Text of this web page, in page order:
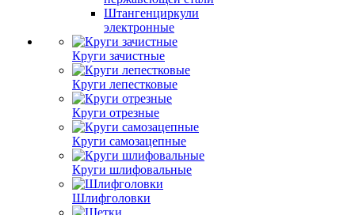
Штангенциркули
электронные
Круги зачистные
Круги лепестковые
Круги отрезные
Круги самозацепные
Круги шлифовальные
Шлифголовки